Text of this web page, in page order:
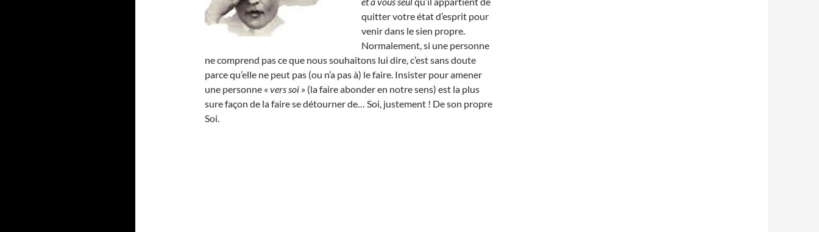
quitter votre état d’esprit pour
venir dans le sien propre.
Normalement, si une personne
ne comprend pas ce que nous souhaitons lui dire, c’est sans doute
parce qu’elle ne peut pas (ou n’a pas à) le faire. Insister pour amener
une personne « vers soi » (la faire abonder en notre sens) est la plus
sure façon de la faire se détourner de… Soi, justement ! De son propre
Soi.